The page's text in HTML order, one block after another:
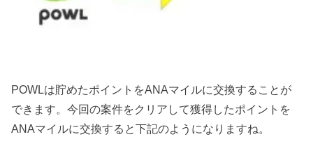
POWLは貯めたポイントをANAマイルに交換することが
できます。今回の案件をクリアして獲得したポイントを
ANAマイルに交換すると下記のようになりますね。